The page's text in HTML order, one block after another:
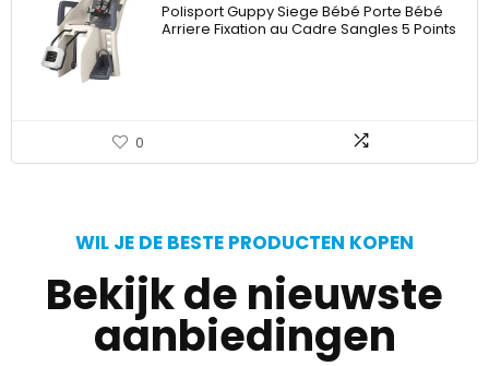
Polisport Guppy Siege Bébé Porte Bébé
Arriere Fixation au Cadre Sangles 5 Points
0
WIL JE DE BESTE PRODUCTEN KOPEN
Bekijk de nieuwste
aanbiedingen